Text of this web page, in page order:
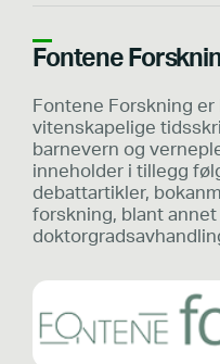
Fontene
Fontene Forskning
vitenskapelige
barnevern og
inneholder i tillegg
debattartikler,
forskning, blant